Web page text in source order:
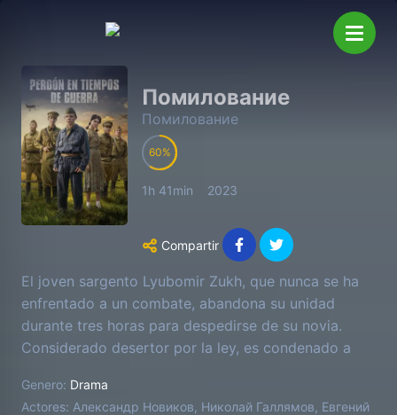
Помилование
Помилование
60
1h 41min 2023
Compartir
El joven sargento Lyubomir Zukh, que nunca se ha
enfrentado a un combate, abandona su unidad
durante tres horas para despedirse de su novia.
Considerado desertor por la ley, es condenado a
de perdonarlo?
Genero: Drama
Actores: Александр Новиков, Николай Галлямов, Евгений